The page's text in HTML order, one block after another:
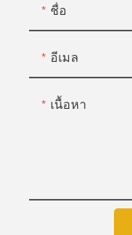
ชื่อ
อีเมล
เนื้อหา